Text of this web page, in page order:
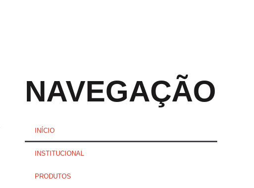
NAVEGAÇÃO
INÍCIO
INSTITUCIONAL
PRODUTOS